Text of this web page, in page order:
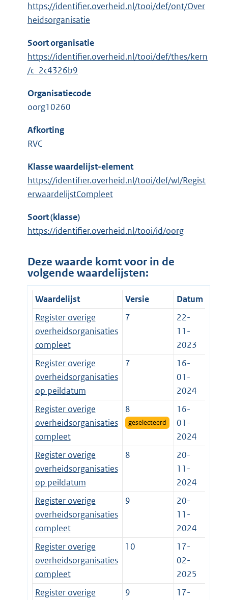
https://identifier.overheid.nl/tooi/def/ont/Over
heidsorganisatie
Soort organisatie
https://identifier.overheid.nl/tooi/def/thes/kern
/c_2c4326b9
Organisatiecode
oorg10260
Afkorting
RVC
Klasse waardelijst-element
https://identifier.overheid.nl/tooi/def/wl/Regist
erwaardelijstCompleet
Soort (klasse)
https://identifier.overheid.nl/tooi/id/oorg
Deze waarde komt voor in de
volgende waardelijsten:
Waardelijst Versie
Datum
Register overige
overheidsorganisaties
compleet
7
22-
11-
2023
Register overige
overheidsorganisaties
op peildatum
7
16-
01-
2024
Register overige
overheidsorganisaties
compleet
8
geselecteerd
16-
01-
2024
Register overige
overheidsorganisaties
op peildatum
8
20-
11-
2024
Register overige
overheidsorganisaties
compleet
9
20-
11-
2024
Register overige
overheidsorganisaties
compleet
10
17-
02-
2025
Register overige
9
17-